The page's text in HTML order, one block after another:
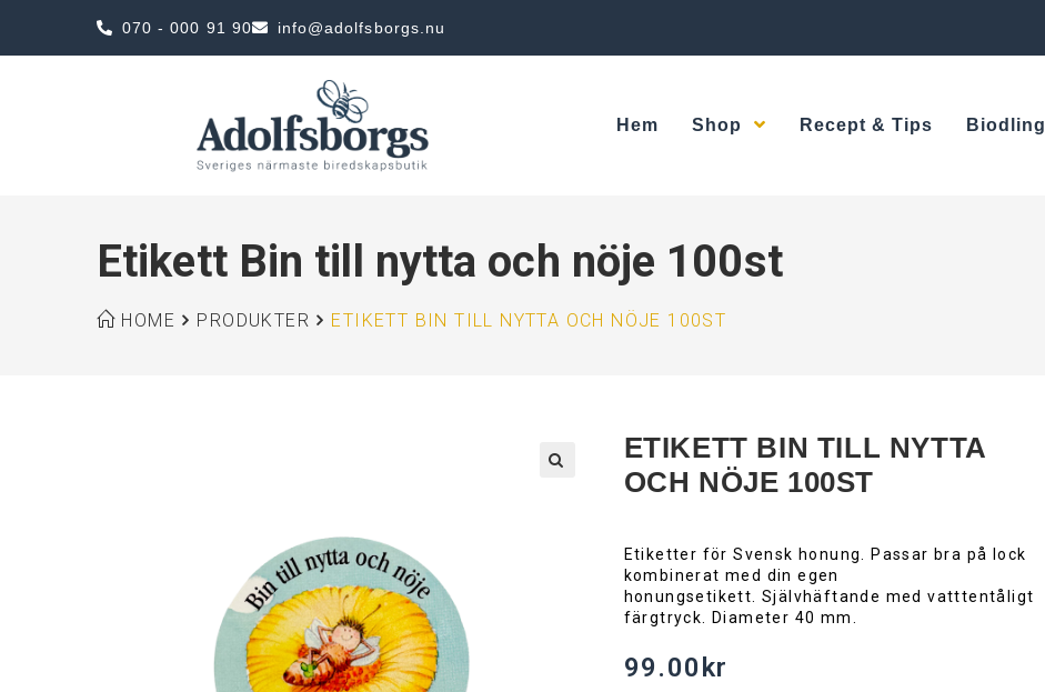
070 - 000 91 90 info@adolfsborgs.nu
Hem Shop Recept & Tips Biodling
Etikett Bin till nytta och nöje 100st
HOME PRODUKTER ETIKETT BIN TILL NYTTA OCH NÖJE 100ST
ETIKETT BIN TILL NYTTA
OCH NÖJE 100ST
Etiketter för Svensk honung. Passar bra på lock
kombinerat med din egen
honungsetikett. Självhäftande med vatttentåligt
färgtryck. Diameter 40 mm.
99.00 kr